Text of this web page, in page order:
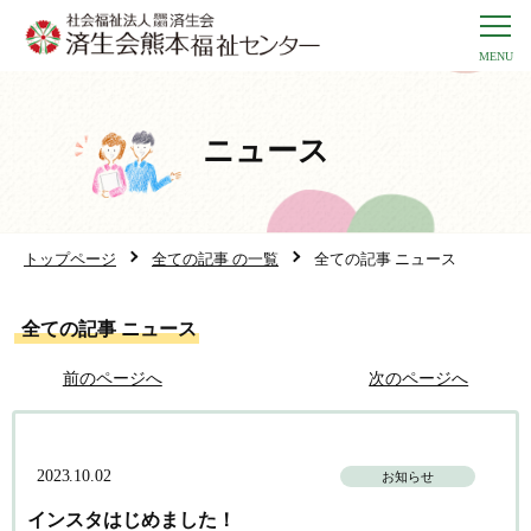
ニュース
トップページ 全ての記事 の一覧 全ての記事 ニュース
全ての記事 ニュース
前のページへ 次のページへ
2023.10.02 お知らせ
インスタはじめました！